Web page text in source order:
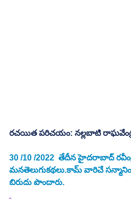
రచయిత పరిచయం: నల్లబాటి
30 /10 /2022  తేదీన హైదరాబాద్
మనతెలుగుకథలు.కామ్ వారిచే
బిరుదు పొందారు.